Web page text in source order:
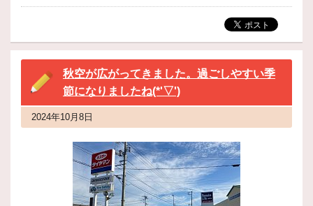
秋空が広がってきました。過ごしやすい季
節になりましたね(*'▽')
2024年10月8日